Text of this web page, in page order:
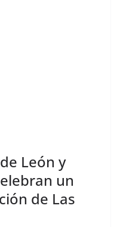
León y
un
de Las